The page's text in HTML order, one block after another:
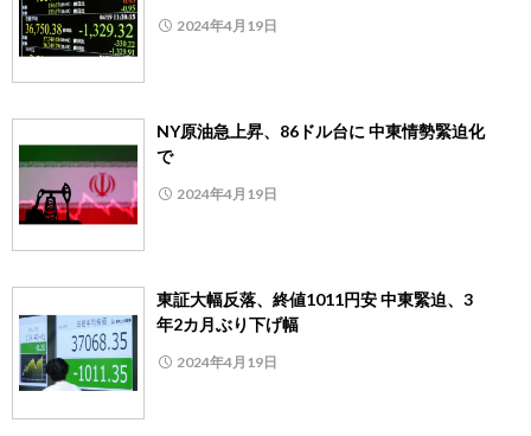
2024年4月19日
NY原油急上昇、86ドル台に 中東情勢緊迫化
で
2024年4月19日
東証大幅反落、終値1011円安 中東緊迫、3
年2カ月ぶり下げ幅
2024年4月19日